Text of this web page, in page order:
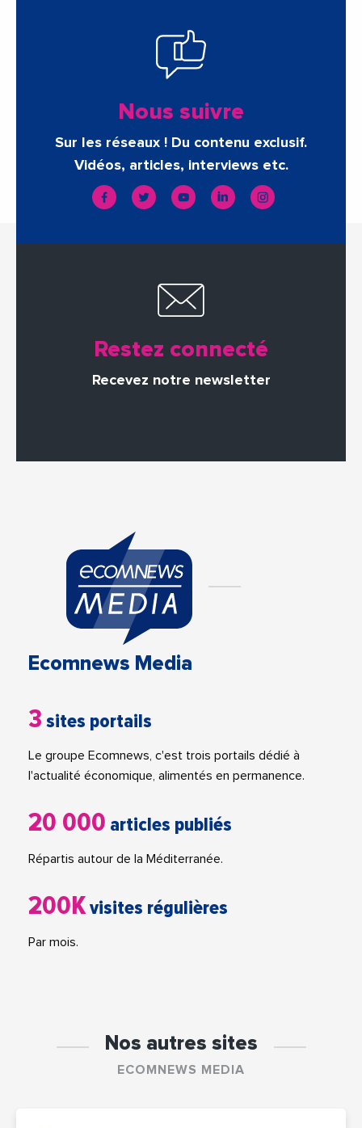
Nous suivre
Sur les réseaux ! Du contenu exclusif.
Vidéos, articles, interviews etc.
Restez connecté
Recevez notre newsletter
Ecomnews Media
3 sites portails
Le groupe Ecomnews, c'est trois portails dédié à
l'actualité économique, alimentés en permanence.
20 000 articles publiés
Répartis autour de la Méditerranée.
200Kvisites régulières
Par mois.
Nos autres sites
ECOMNEWS MEDIA